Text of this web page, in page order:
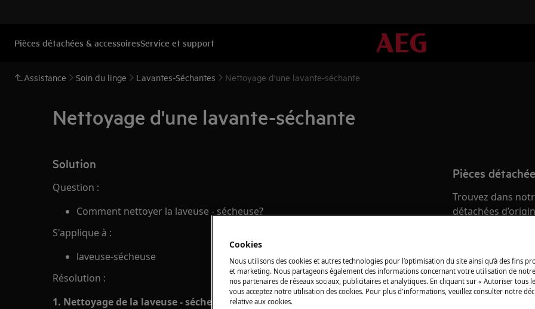
Pièces détachées & accessoiresService et support
Assistance Soin du linge Lavantes-Séchantes Nettoyage d'une lavante-séchante
Nettoyage d'une lavante-séchante
Solution
Question :
Comment nettoyer la laveuse - sécheuse?
S'applique à :
laveuse-sécheuse
Résolution :
1. Nettoyage de la laveuse - sécheuse:
Pièces
Trouvez dans
détachées
Cookies
Nous utilisons des cookies et autres technologies pour l’optimisation du site ainsi qu’à des fins
et marketing. Nous partageons également des informations concernant votre utilisation de
nos partenaires de réseaux sociaux, publicitaires et analytiques. En cliquant sur « Autoriser tous
vous acceptez notre utilisation des cookies. Pour plus d'informations, veuillez consulter notre
relative aux cookies.